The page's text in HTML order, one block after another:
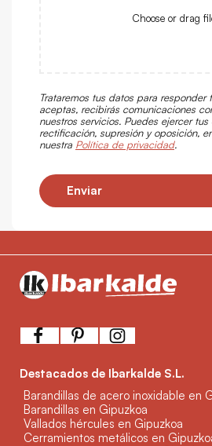
Choose or drag
Trataremos tus datos para responder
aceptas, recibirás comunicaciones
nuestros servicios. Puedes ejercer
rectificación, supresión y oposición,
nuestra Política de privacidad.
Enviar
Destacados de Ibarkalde S.L.
Barandillas de acero inoxidable en
Barandillas en Gipuzkoa
Vallados hércules en Gipuzkoa
Cerramientos metálicos en